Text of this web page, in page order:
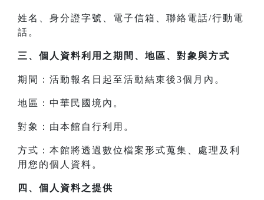
姓名、身分證字號、電子信箱、聯絡電話/行動電
話。
三、 個人資料利用之期間、地區、對象與方式
期間：活動報名日起至活動結束後3個月內。
地區：中華民國境內。
對象：由本館自行利用。
方式：本館將透過數位檔案形式蒐集、處理及利
用您的個人資料。
四、 個人資料之提供